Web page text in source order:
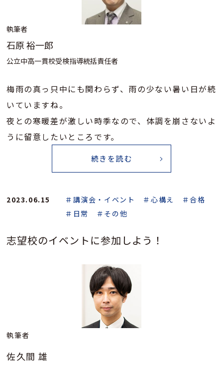
執筆者
石原 裕一郎
公立中高一貫校受検指導統括責任者
梅雨の真っ只中にも関わらず、雨の少ない暑い日が続
いていますね。
夜との寒暖差が激しい時季なので、体調を崩さないよ
うに留意したいところです。
続きを読む
2023.06.15 ＃講演会・イベント ＃心構え
＃合格
＃日常
＃その他
志望校のイベントに参加しよう！
執筆者
佐久間 雄